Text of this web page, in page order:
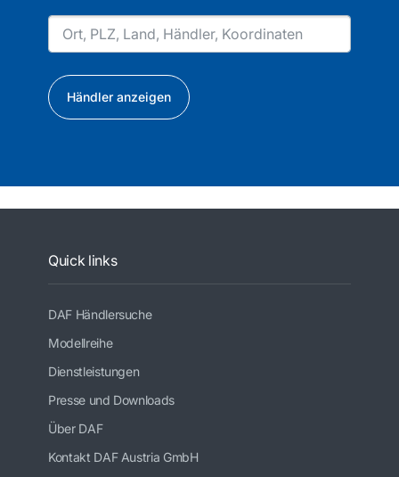
Händler anzeigen
Quick links
DAF Händlersuche
Modellreihe
Dienstleistungen
Presse und Downloads
Über DAF
Kontakt DAF Austria GmbH